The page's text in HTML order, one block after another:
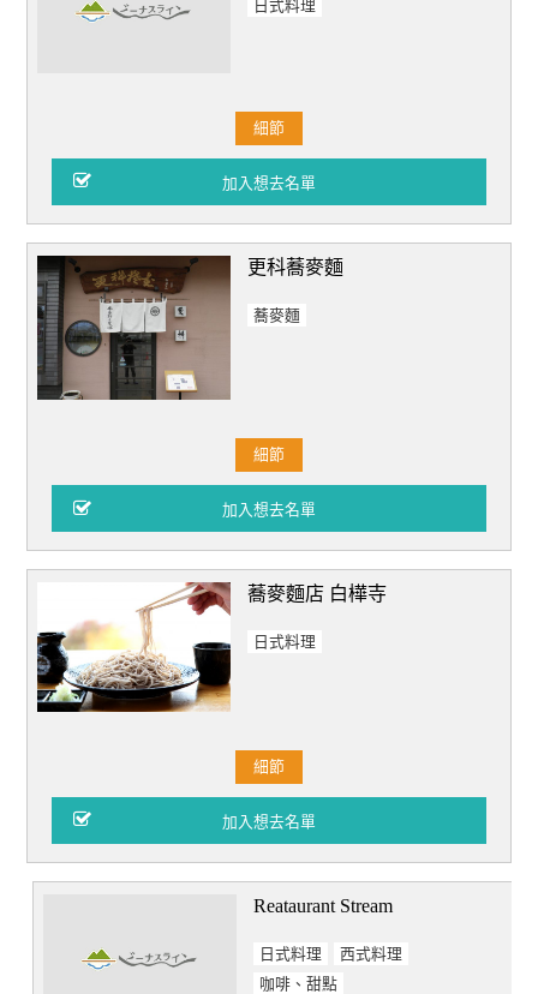
日式料理
細節
更科蕎麥麵
蕎麥麵
細節
蕎麥麵店 白樺寺
日式料理
細節
Reataurant Stream
日式料理
西式料理
咖啡、甜點